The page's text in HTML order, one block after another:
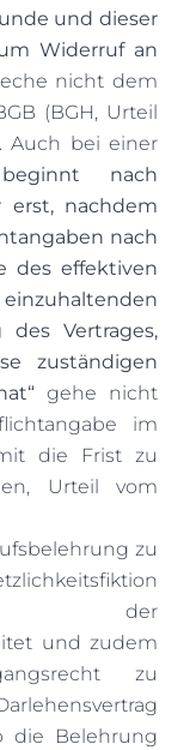
und dieser
Widerruf an
nicht dem
(BGH, Urteil
Auch bei einer
nach
erst, nachdem
nach
des effektiven
Vertrages,
zuständigen
gehe nicht
im
die Frist zu
Urteil vom
zu
der
und zudem
zu
die Belehrung